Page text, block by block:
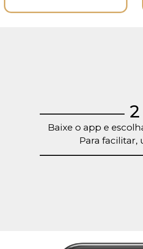
2
Baixe o app e
Para facilitar,